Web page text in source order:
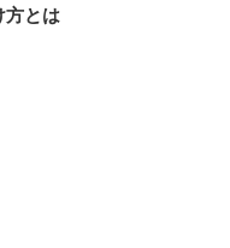
方とは